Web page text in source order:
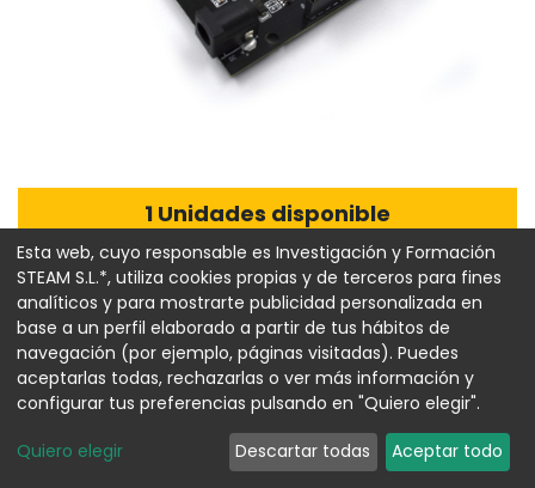
1 Unidades disponible
WeMos D1 ESP32 R32
WROOM-32
Referencia:00024860
13,86€
Esta web, cuyo responsable es Investigación y Formación
STEAM S.L.*, utiliza cookies propias y de terceros para fines
analíticos y para mostrarte publicidad personalizada en
base a un perfil elaborado a partir de tus hábitos de
navegación (por ejemplo, páginas visitadas). Puedes
aceptarlas todas, rechazarlas o ver más información y
configurar tus preferencias pulsando en "Quiero elegir".
Quiero elegir Descartar todas Aceptar todo